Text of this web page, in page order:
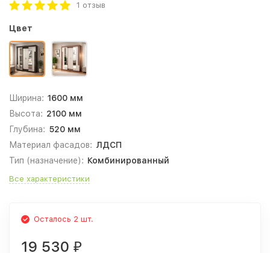
1 отзыв
Цвет
Ширина: 1600 мм
Высота: 2100 мм
Глубина: 520 мм
Материал фасадов: ЛДСП
Тип (назначение): Комбинированный
Все характеристики
Осталось 2 шт.
19 530 ₽